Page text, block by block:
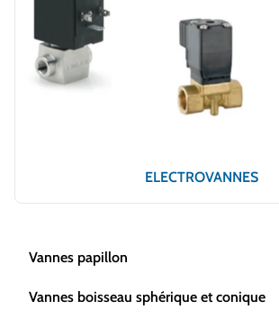
Vannes papillon
Vannes boisseau sphérique et conique
ELECTROVANNES